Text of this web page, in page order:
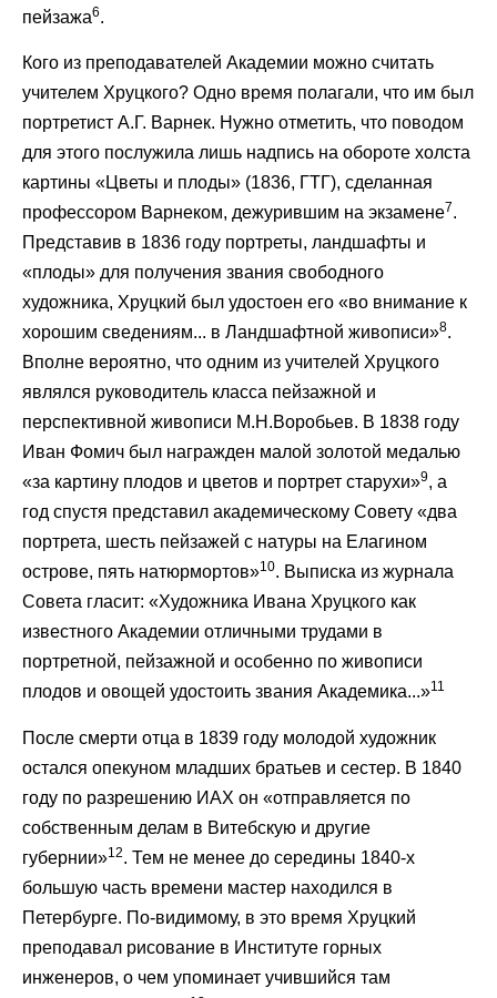
пейзажа6.
Кого из преподавателей Академии можно считать
учителем Хруцкого? Одно время полагали, что им был
портретист А.Г. Варнек. Нужно отметить, что поводом
для этого послужила лишь надпись на обороте холста
картины «Цветы и плоды» (1836, ГТГ), сделанная
профессором Варнеком, дежурившим на экзамене7.
Представив в 1836 году портреты, ландшафты и
«плоды» для получения звания свободного
художника, Хруцкий был удостоен его «во внимание к
хорошим сведениям... в Ландшафтной живописи»8.
Вполне вероятно, что одним из учителей Хруцкого
являлся руководитель класса пейзажной и
перспективной живописи М.Н.Воробьев. В 1838 году
Иван Фомич был награжден малой золотой медалью
«за картину плодов и цветов и портрет старухи»9, а
год спустя представил академическому Совету «два
портрета, шесть пейзажей с натуры на Елагином
острове, пять натюрмортов»10. Выписка из журнала
Совета гласит: «Художника Ивана Хруцкого как
известного Академии отличными трудами в
портретной, пейзажной и особенно по живописи
плодов и овощей удостоить звания Академика...»11
После смерти отца в 1839 году молодой художник
остался опекуном младших братьев и сестер. В 1840
году по разрешению ИАХ он «отправляется по
собственным делам в Витебскую и другие
губернии»12. Тем не менее до середины 1840-х
большую часть времени мастер находился в
Петербурге. По-видимому, в это время Хруцкий
преподавал рисование в Институте горных
инженеров, о чем упоминает учившийся там